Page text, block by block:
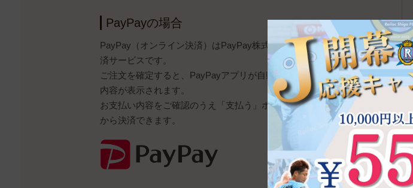
PayPayの場合
PayPay（オンライン決済）はPayPay株式会社が提供するオンライン決
済サービスです。
ご注文を確定すると、PayPayアプリが自動的に立ち上がり、お支払い
内容が表示されます。
お支払い内容をご確認のうえ「支払う」ボタンを押すと、PayPay残高
から決済できます。